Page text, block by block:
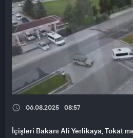
06.08.2025 08:57
İçişleri Bakanı Ali Yerlikaya, Tokat